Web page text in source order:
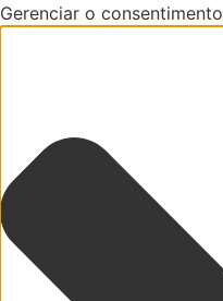
Gerenciar o consentimento